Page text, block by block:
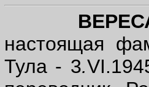
настоящая
Тула - 3.